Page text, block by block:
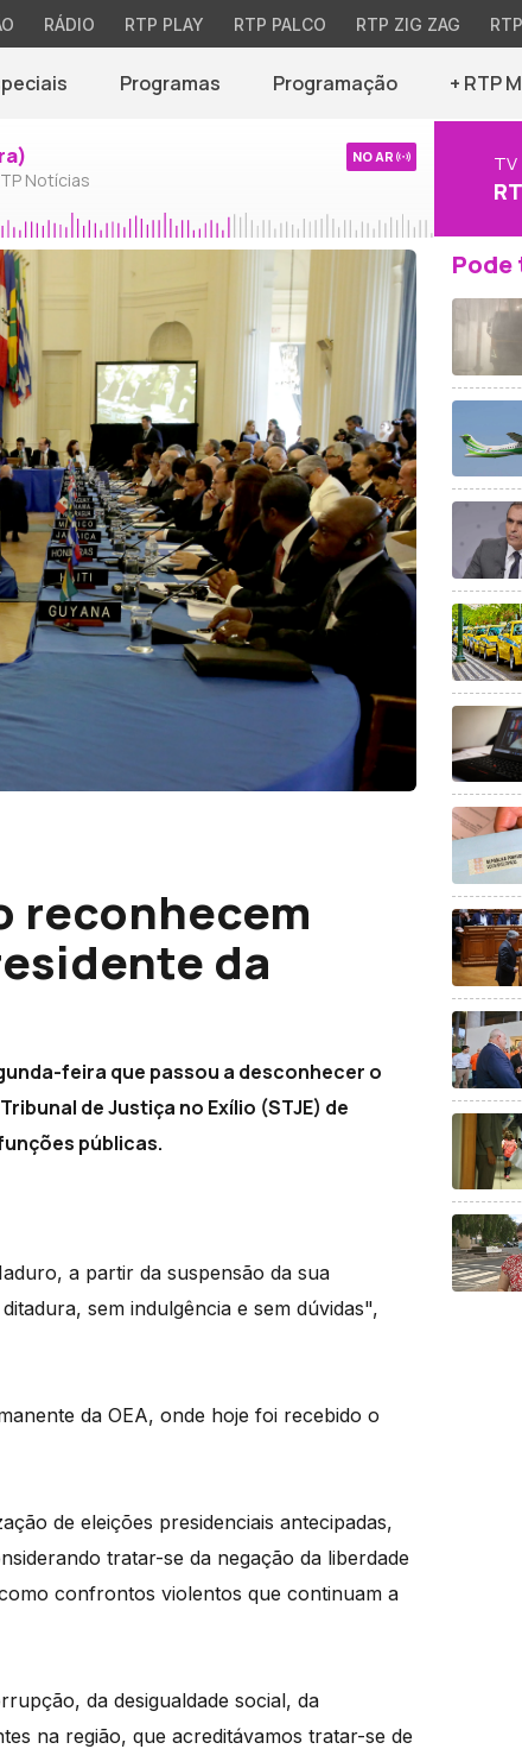
RÁDIO RTP PLAY RTP PALCO RTP ZIG ZAG
Programas Programação + RTP
Notícias
NO AR TV
reconhecem
da
feira que passou a desconhecer o
de Justiça no Exílio (STJE) de
públicas.
a partir da suspensão da sua
sem indulgência e sem dúvidas",
da OEA, onde hoje foi recebido o
de eleições presidenciais antecipadas,
tratar-se da negação da liberdade
confrontos violentos que continuam a
da desigualdade social, da
na região, que acreditávamos tratar-se de
Pode